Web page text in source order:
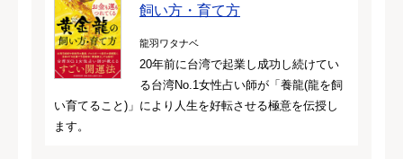
飼い方・育て方
龍羽ワタナベ
20年前に台湾で起業し成功し続けてい
る台湾No.1女性占い師が「養龍(龍を飼
い育てること)」により人生を好転させる極意を伝授し
ます。